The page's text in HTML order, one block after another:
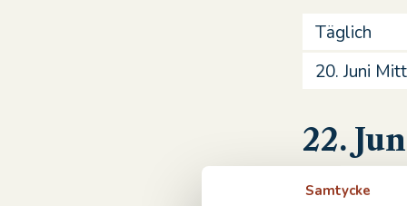
Samtycke
Täglich
20. Juni
22.
Täglich